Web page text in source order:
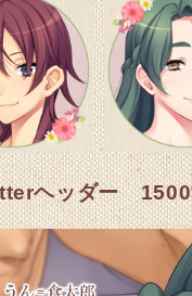
ヘッダー